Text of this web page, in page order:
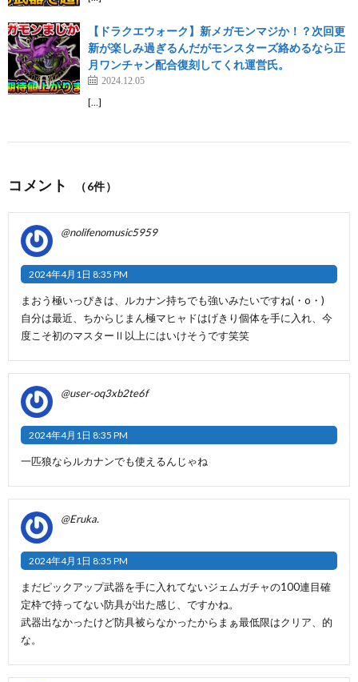
【ドラクエウォーク】新メガモンマジか！？次回更
新が楽しみ過ぎるんだがモンスターズ絡めるなら正
月ワンチャン配合復刻してくれ運営氏。
2024.12.05
[…]
コメント （6件）
@nolifenomusic5959
2024年4月1日 8:35 PM
まおう極いっぴきは、ルカナン持ちでも強いみたいですね(・o・)
自分は最近、ちからじまん極マヒャドはげきり個体を手に入れ、今
度こそ初のマスターⅡ以上にはいけそうです笑笑
@user-oq3xb2te6f
2024年4月1日 8:35 PM
一匹狼ならルカナンでも使えるんじゃね
@Eruka.
2024年4月1日 8:35 PM
まだピックアップ武器を手に入れてないジェムガチャの100連目確
定枠で持ってない防具が出た感じ、ですかね。
武器出なかったけど防具被らなかったからまぁ最低限はクリア、的
な。